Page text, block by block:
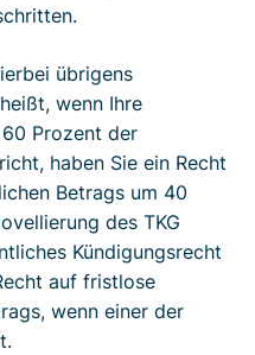
übrigens
wenn Ihre
Prozent der
haben Sie ein Recht
Betrags um 40
des TKG
Kündigungsrecht
auf fristlose
wenn einer der